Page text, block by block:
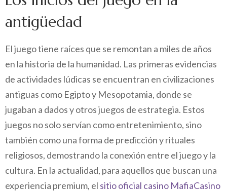
antigüedad
El juego tiene raíces que se remontan a miles de años
en la historia de la humanidad. Las primeras evidencias
de actividades lúdicas se encuentran en civilizaciones
antiguas como Egipto y Mesopotamia, donde se
jugaban a dados y otros juegos de estrategia. Estos
juegos no solo servían como entretenimiento, sino
también como una forma de predicción y rituales
religiosos, demostrando la conexión entre el juego y la
cultura. En la actualidad, para aquellos que buscan una
experiencia premium, el sitio oficial casino MafiaCasino